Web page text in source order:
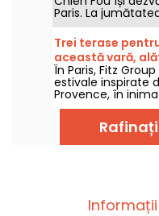
Paris. La
acest bistrot,
de casă, pentru
crama de vinuri,
strada Feydeau,
Parisului.
Trei terase
această vară,
Group
În Paris, Fitz
estivale inspirate
Provence, în
Turnul Eiffel.
sale, oferă o
cuvântului, fără